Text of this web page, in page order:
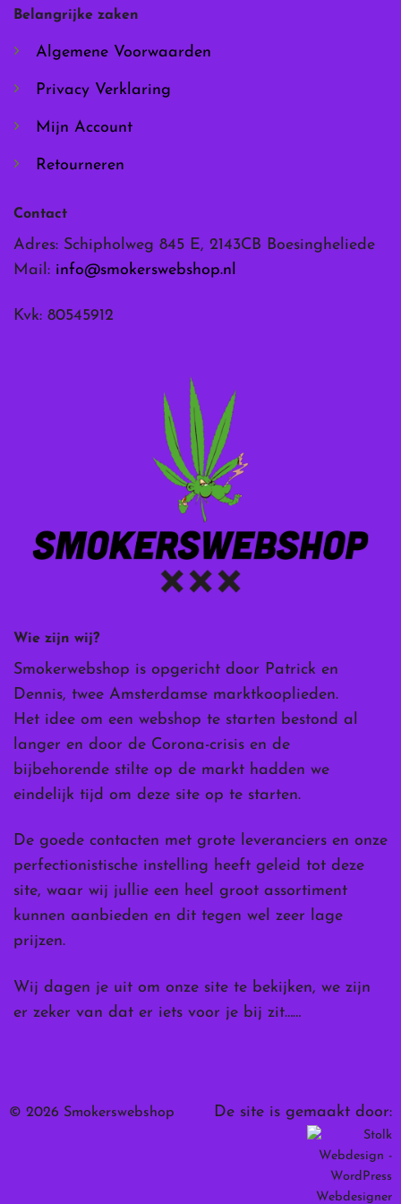
op
de
productpagina
Wie zijn wij?
Smokerwebshop is opgericht door Patrick en
Dennis, twee Amsterdamse marktkooplieden.
Het idee om een webshop te starten bestond al
langer en door de Corona-crisis en de
bijbehorende stilte op de markt hadden we
eindelijk tijd om deze site op te starten.
De goede contacten met grote leveranciers en onze
perfectionistische instelling heeft geleid tot deze
site, waar wij jullie een heel groot assortiment
kunnen aanbieden en dit tegen wel zeer lage
prijzen.
Wij dagen je uit om onze site te bekijken, we zijn
er zeker van dat er iets voor je bij zit……
Belangrijke zaken
Algemene Voorwaarden
Privacy Verklaring
Mijn Account
Retourneren
Contact
Adres: Schipholweg 845 E, 2143CB Boesingheliede
Mail: info@smokerswebshop.nl
Kvk: 80545912
© 2026 Smokerswebshop De site is gemaakt door: